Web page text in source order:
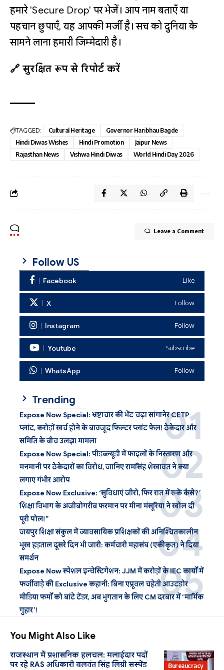
हमारे 'Secure Drop' पर भेजें। आप नाम बताएँ या
पहचान छुपाएँ, यह आपकी मर्जी है। सच को दुनिया के
सामने लाना हमारी जिम्मेदारी है।
🔗 सुरक्षित रूप से रिपोर्ट करें
TAGGED: Cultural Heritage
Governor Haribhau Bagde
Hindi Diwas Wishes
Hindi Promotion
Jaipur News
Rajasthan News
Vishwa Hindi Diwas World Hindi Day 2026
Leave a Comment
Follow US
Facebook Like
X Follow
Instagram Follow
Youtube Subscribe
WhatsApp Follow
Trending
Expose Now Special: भ्रष्टाचार की भेंट चढ़ा सांगानेर CETP
प्लांट, करोड़ों खर्च होने के बावजूद फिल्टर प्लांट फेल! ठेकेदार और
समिति के बीच उलझा मामला
Expose Now Special: पीडब्ल्यूडी में फाइलों के निस्तारण और
मनमानी पर ठेकेदारों का विरोध, जानिए रामसिंह शेखावत ने क्या
लगाए गंभीर आरोप
Expose Now Exclusive: ‘सुविधाएं जीरो, फिर रात में रुकें कैसे?’
शिक्षा विभाग के अजीबोगरीब फरमान पर मीना मंसूरिया ने खोल दी
पूरी पोल!”
जयपुर शिक्षा संकुल में व्यावसायिक प्रशिक्षकों की अनिश्चितकालीन
भूख हड़ताल दूसरे दिन भी जारी: कर्मचारी महासंघ (एकीकृत) ने दिया
समर्थन
Expose Now स्पेशल इन्वेस्टिगेशन: JJM में करोड़ों के IEC कार्यों में
फर्जीवाड़े की Exclusive कहानी: बिना एप्रूवल चहेती आउटडोर
मीडिया फर्मों को बांटे टेंडर, अब भुगतान के लिए CM दरबार में ‘मार्मिक
गुहार’!
You Might Also Like
Bureaucracy
राजस्थान में प्रशासनिक हलचल: मलाईदार पदों
पर रहे RAS अधिकारी बलवंत सिंह लिग्री सस्पेंड